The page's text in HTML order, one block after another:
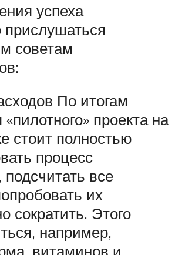
успеха
советам
По итогам
проекта на
стоит полностью
процесс
все
их
сократить. Этого
например,
витаминов и